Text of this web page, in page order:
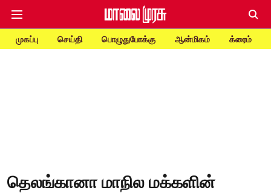
முகப்பு செய்தி பொழுதுபோக்கு ஆன்மிகம் க்ரைம்
தெலங்கானா மாநில மக்களின்